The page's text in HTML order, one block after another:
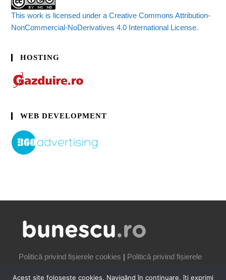
This work is licensed under a Creative Commons Attribution-
NonCommercial-NoDerivatives 4.0 International License.
HOSTING
WEB DEVELOPMENT
Politică privind fișierele cookies | Politică privind fișierele
Acest site folosește cookies. Navigând în continuare, îți exprimi